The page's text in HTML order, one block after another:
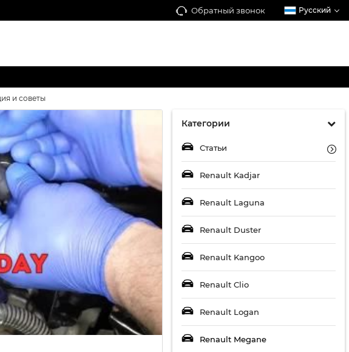
Обратный звонок Русский
и советы
Категории
Статьи
Renault Kadjar
Renault Laguna
Renault Duster
Renault Kangoo
Renault Clio
Renault Logan
Renault Megane